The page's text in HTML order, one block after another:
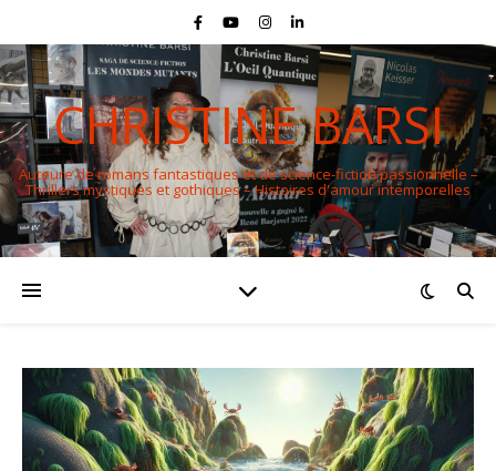
CHRISTINE BARSI
Auteure de romans fantastiques et de science-fiction passionnelle –
Thrillers mystiques et gothiques – Histoires d'amour intemporelles